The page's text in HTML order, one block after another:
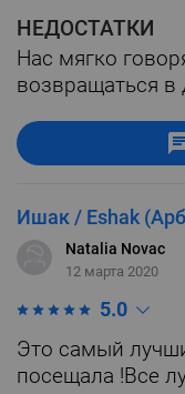
НЕДОСТАТКИ
Нас мягко
возвращаться в
Ишак / Eshak
Natalia Novac
12 марта 2020
5.0
Это самый
посещала !Все